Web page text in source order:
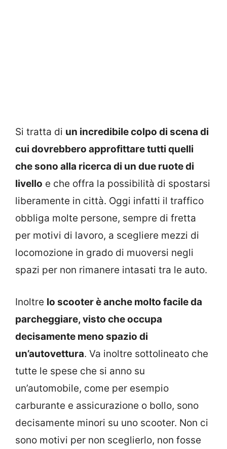
Si tratta di un incredibile colpo di scena di
cui dovrebbero approfittare tutti quelli
che sono alla ricerca di un due ruote di
livello e che offra la possibilità di spostarsi
liberamente in città. Oggi infatti il traffico
obbliga molte persone, sempre di fretta
per motivi di lavoro, a scegliere mezzi di
locomozione in grado di muoversi negli
spazi per non rimanere intasati tra le auto.
Inoltre lo scooter è anche molto facile da
parcheggiare, visto che occupa
decisamente meno spazio di
un’autovettura. Va inoltre sottolineato che
tutte le spese che si anno su
un’automobile, come per esempio
carburante e assicurazione o bollo, sono
decisamente minori su uno scooter. Non ci
sono motivi per non sceglierlo, non fosse